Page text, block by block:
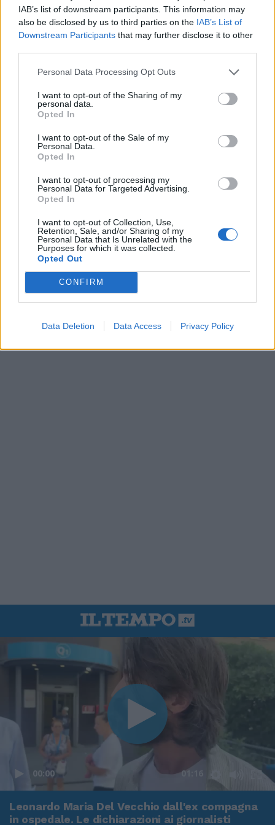
IAB’s list of downstream participants. This information may
also be disclosed by us to third parties on the IAB’s List of
Downstream Participants that may further disclose it to other
Personal Data Processing Opt Outs
I want to opt-out of the Sharing of my
personal data.
Opted In
I want to opt-out of the Sale of my
Personal Data.
Opted In
I want to opt-out of processing my
Personal Data for Targeted Advertising.
Opted In
I want to opt-out of Collection, Use,
Retention, Sale, and/or Sharing of my
Personal Data that Is Unrelated with the
Purposes for which it was collected.
Opted Out
CONFIRM
Data Deletion Data Access Privacy Policy
In evidenza
00:00 01:16
Leonardo Maria Del Vecchio dall'ex compagna
in ospedale. Le dichiarazioni ai giornalisti